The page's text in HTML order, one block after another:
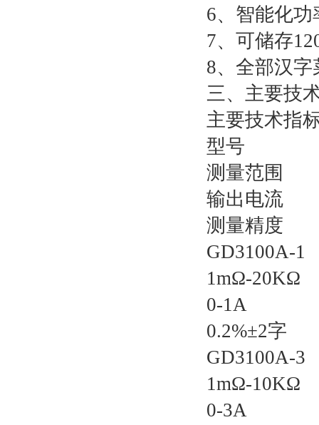
6、智能化
7、可储存
8、全部汉
三、主要技
主要技术指
型号
测量范围
输出电流
测量精度
GD3100A-1
1mΩ-20KΩ
0-1A
0.2%±2字
GD3100A-3
1mΩ-10KΩ
0-3A